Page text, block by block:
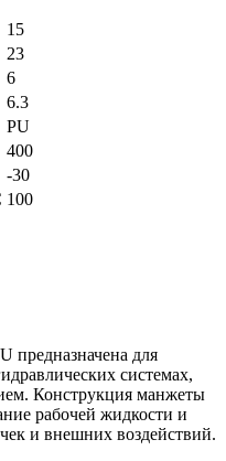
15
23
6
6.3
PU
400
-30
100
предназначена для
системах,
Конструкция манжеты
рабочей жидкости и
и внешних воздействий.